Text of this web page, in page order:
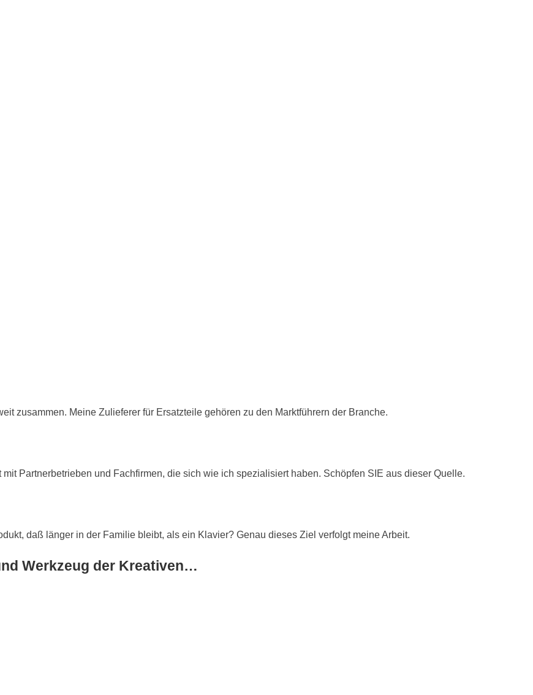
zusammen. Meine Zulieferer für Ersatzteile gehören zu den Marktführern der Branche.
Partnerbetrieben und Fachfirmen, die sich wie ich spezialisiert haben. Schöpfen SIE aus dieser Quelle.
daß länger in der Familie bleibt, als ein Klavier? Genau dieses Ziel verfolgt meine Arbeit.
Werkzeug der Kreativen…